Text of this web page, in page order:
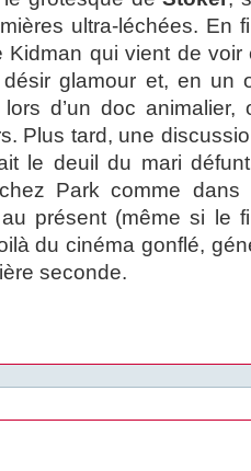
ultra-léchées. En
qui vient de voir
glamour et, en un
d’un doc
Plus tard, une
le deuil du mari
Park comme dans
présent (même si le
du cinéma gonflé,
seconde.